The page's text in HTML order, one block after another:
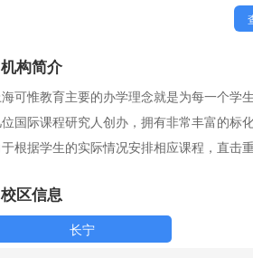
机构简介
可惟教育主要的办学理念就是为每一个学
位国际课程研究人创办，拥有非常丰富的标
根据学生的实际情况安排相应课程，直击
校区信息
长宁